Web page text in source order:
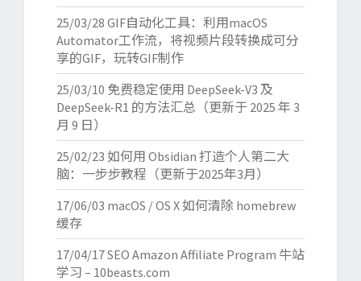
25/03/28 GIF自动化工具：利用macOS
Automator工作流，将视频片段转换成可分
享的GIF，玩转GIF制作
25/03/10 免费稳定使用 DeepSeek-V3 及
DeepSeek-R1 的方法汇总（更新于 2025 年 3
月 9 日）
25/02/23 如何用 Obsidian 打造个人第二大
脑：一步步教程（更新于2025年3月）
17/06/03 macOS / OS X 如何清除 homebrew
缓存
17/04/17SEO Amazon Affiliate Program 牛站
学习 – 10beasts.com